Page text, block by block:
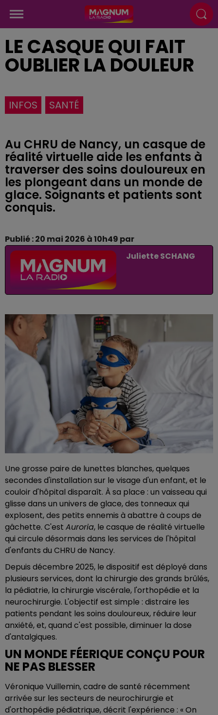
LE CASQUE QUI FAIT
OUBLIER LA DOULEUR
INFOS SANTÉ
Au CHRU de Nancy, un casque de
réalité virtuelle aide les enfants à
traverser des soins douloureux en
les plongeant dans un monde de
glace. Soignants et patients sont
conquis.
Publié : 20 mai 2026 à 10h49 par
Juliette SCHANG
Une grosse paire de lunettes blanches, quelques
secondes d'installation sur le visage d'un enfant, et le
couloir d'hôpital disparaît. À sa place : un vaisseau qui
glisse dans un univers de glace, des tonneaux qui
explosent, des petits ennemis à abattre à coups de
gâchette. C'est Auroria, le casque de réalité virtuelle
qui circule désormais dans les services de l'hôpital
d'enfants du CHRU de Nancy.
Depuis décembre 2025, le dispositif est déployé dans
plusieurs services, dont la chirurgie des grands brûlés,
la pédiatrie, la chirurgie viscérale, l'orthopédie et la
neurochirurgie. L'objectif est simple : distraire les
patients pendant les soins douloureux, réduire leur
anxiété, et, quand c'est possible, diminuer la dose
d'antalgiques.
UN MONDE FÉERIQUE CONÇU POUR
NE PAS BLESSER
Véronique Vuillemin, cadre de santé récemment
arrivée sur les secteurs de neurochirurgie et
d'orthopédie pédiatrique, décrit l'expérience : « On